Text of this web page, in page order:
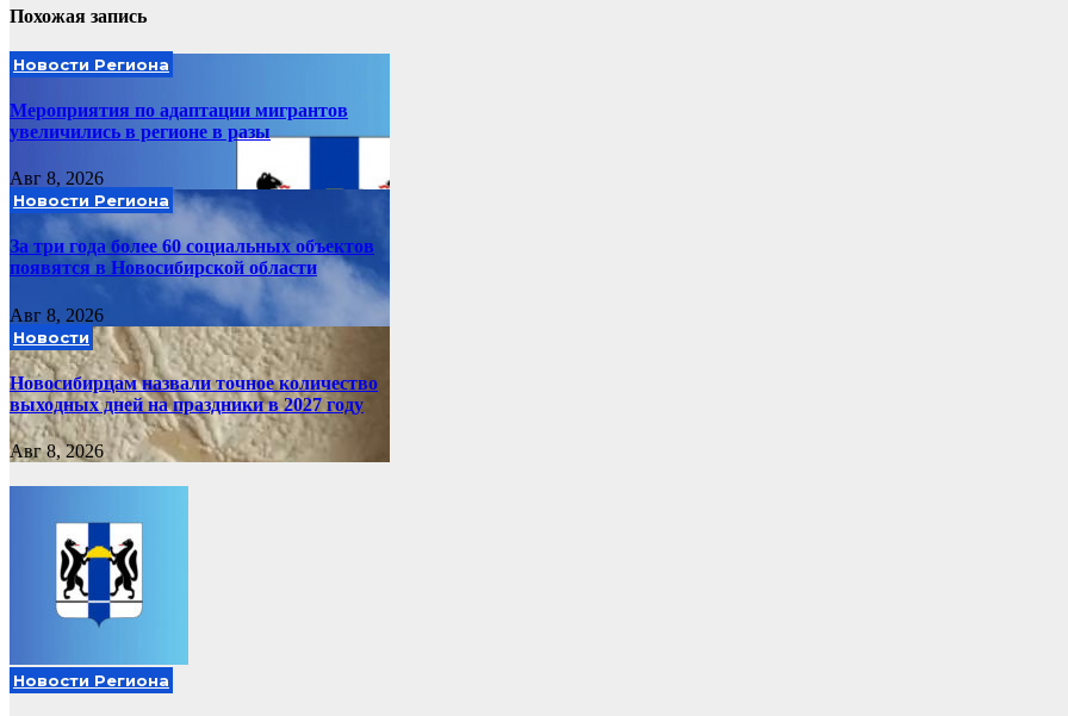
Похожая запись
Новости Региона
Мероприятия по адаптации мигрантов
увеличились в регионе в разы
Авг 8, 2026
Новости Региона
За три года более 60 социальных объектов
появятся в Новосибирской области
Авг 8, 2026
Новости
Новосибирцам назвали точное количество
выходных дней на праздники в 2027 году
Авг 8, 2026
Новости Региона